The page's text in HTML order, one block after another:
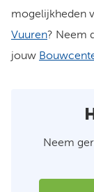
mogelijkheden
Vuuren? Neem
jouw
Neem